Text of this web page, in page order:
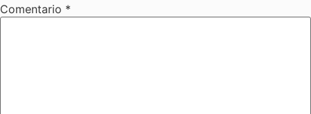
Comentario *